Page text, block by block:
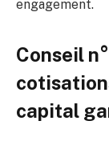
engagement.
Conseil
capital